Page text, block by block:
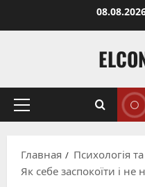
Основное
Главная
Психологія
Як себе заспокоїти і не